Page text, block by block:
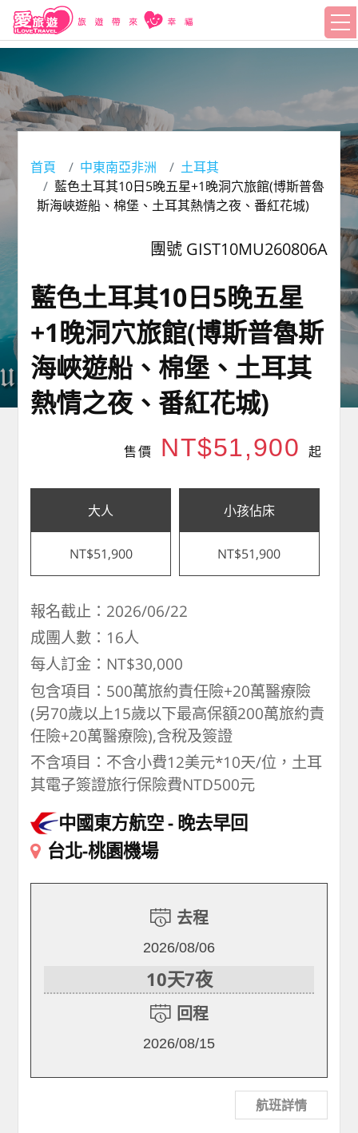
首頁 中東南亞非洲
土耳其
藍色土耳其10日5晚五星+1晚洞穴旅館(博斯普魯
斯海峽遊船、棉堡、土耳其熱情之夜、番紅花城)
團號 GIST10MU260806A
藍色土耳其10日5晚五星
+1晚洞穴旅館(博斯普魯斯
海峽遊船、棉堡、土耳其
熱情之夜、番紅花城)
售價 NT$51,900 起
大人
NT$51,900
小孩佔床
NT$51,900
報名截止：2026/06/22
成團人數：16人
每人訂金：NT$30,000
包含項目：500萬旅約責任險+20萬醫療險
(另70歲以上15歲以下最高保額200萬旅約責
任險+20萬醫療險),含稅及簽證
不含項目：不含小費12美元*10天/位，土耳
其電子簽證旅行保險費NTD500元
中國東方航空 晚去早回
台北-桃園機場
去程
2026/08/06
10天7夜
回程
2026/08/15
航班詳情